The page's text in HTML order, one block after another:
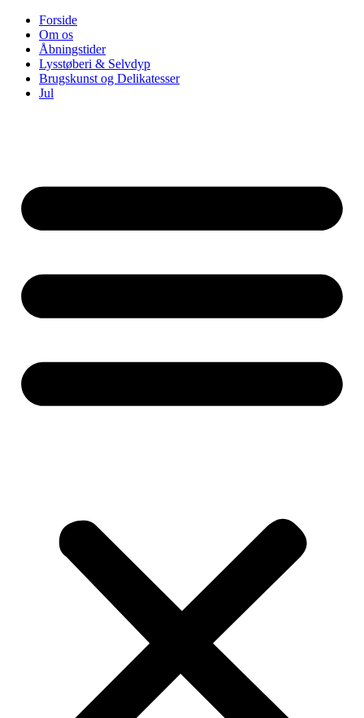
Videre
indhold
Forside
Om os
Åbningstider
Lysstøberi & Selvdyp
Brugskunst og Delikatesser
Jul